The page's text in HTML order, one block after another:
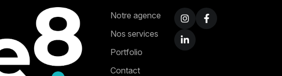
Notre agence
Nos services
Portfolio
Contact